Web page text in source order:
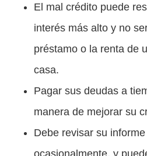
El mal crédito puede
interés más alto y no
préstamo o la renta de
casa.
Pagar sus deudas a
manera de mejorar su
Debe revisar su